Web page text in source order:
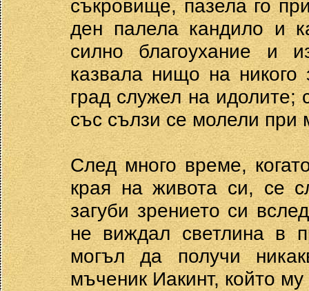
съкровище, пазела го
ден палела кандило и
силно благоухание и
казвала нищо на
град служел на
със сълзи се молели
След много време,
края на живота си, се
загуби зрението си
не виждал светлина в
могъл да получи
мъченик Иакинт, който